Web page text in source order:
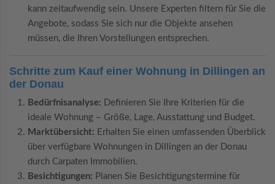
kann zeitaufwendig sein. Unsere Experten filtern für Sie die
Angebote, sodass Sie sich nur die Objekte ansehen
müssen, die Ihren Vorstellungen entsprechen.
Schritte zum Kauf einer Wohnung in Dillingen an
der Donau
Bedürfnisanalyse:
Definieren Sie Ihre Kriterien für die
ideale Wohnung – Größe, Lage, Ausstattung und Budget.
Marktübersicht: Erhalten Sie einen umfassenden Überblick
über verfügbare Wohnungen in Dillingen an der Donau
durch Carpaten Immobilien.
Besichtigungen: Planen Sie Besichtigungstermine für